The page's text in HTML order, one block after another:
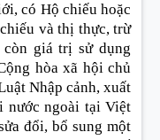
có Hộ chiếu hoặc
và thị thực, trừ
giá trị sử dụng
hòa xã hội chủ
Nhập cảnh, xuất
nước ngoài tại Việt
đổi, bổ sung một